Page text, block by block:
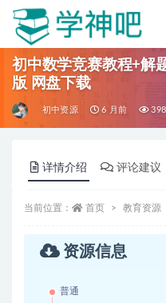
初中数学竞赛教程+解
版 网盘下载
初中资源 6 月前 398
详情介绍 评论建议
当前位置： 首页 教育资源
资源信息
普通